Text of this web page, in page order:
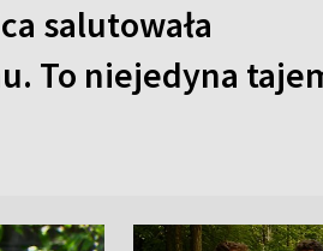
salutowała
To niejedyna